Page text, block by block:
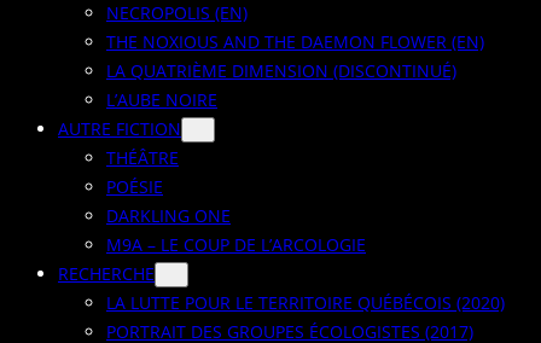
NECROPOLIS (EN)
THE NOXIOUS AND THE DAEMON FLOWER (EN)
LA QUATRIÈME DIMENSION (DISCONTINUÉ)
L’AUBE NOIRE
AUTRE FICTION
THÉÂTRE
POÉSIE
DARKLING ONE
M9A – LE COUP DE L’ARCOLOGIE
RECHERCHE
LA LUTTE POUR LE TERRITOIRE QUÉBÉCOIS (2020)
PORTRAIT DES GROUPES ÉCOLOGISTES (2017)